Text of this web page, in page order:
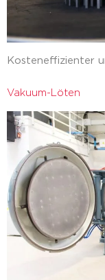
Kosteneffizienter
Vakuum-Löten